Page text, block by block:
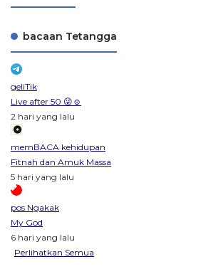
bacaan Tetangga
geliTik
Live after 50 😜☺️
2 hari yang lalu
memBACA kehidupan
Fitnah dan Amuk Massa
5 hari yang lalu
pos Ngakak
My God
6 hari yang lalu
Perlihatkan Semua